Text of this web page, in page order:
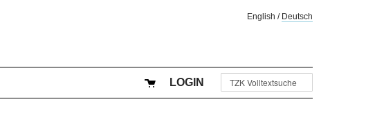
English / Deutsch
LOGIN